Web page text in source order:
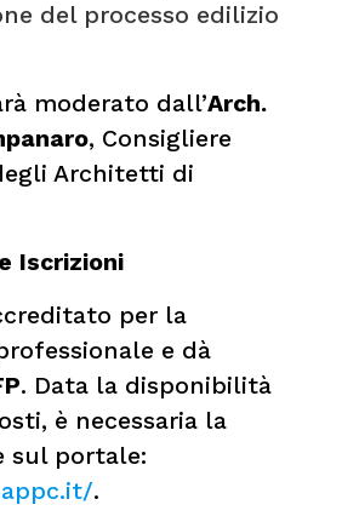
del processo edilizio
moderato dall’Arch.
, Consigliere
Architetti di
Iscrizioni
per la
e dà
. Data la disponibilità
è necessaria la
sul portale:
.